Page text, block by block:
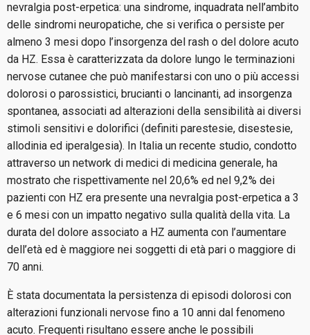
nevralgia post-erpetica: una sindrome, inquadrata nell’ambito
delle sindromi neuropatiche, che si verifica o persiste per
almeno 3 mesi dopo l’insorgenza del rash o del dolore acuto
da HZ. Essa è caratterizzata da dolore lungo le terminazioni
nervose cutanee che può manifestarsi con uno o più accessi
dolorosi o parossistici, brucianti o lancinanti, ad insorgenza
spontanea, associati ad alterazioni della sensibilità ai diversi
stimoli sensitivi e dolorifici (definiti parestesie, disestesie,
allodinia ed iperalgesia). In Italia un recente studio, condotto
attraverso un network di medici di medicina generale, ha
mostrato che rispettivamente nel 20,6% ed nel 9,2% dei
pazienti con HZ era presente una nevralgia post-erpetica a 3
e 6 mesi con un impatto negativo sulla qualità della vita. La
durata del dolore associato a HZ aumenta con l’aumentare
dell’età ed è maggiore nei soggetti di età pari o maggiore di
70 anni.
È stata documentata la persistenza di episodi dolorosi con
alterazioni funzionali nervose fino a 10 anni dal fenomeno
acuto. Frequenti risultano essere anche le possibili